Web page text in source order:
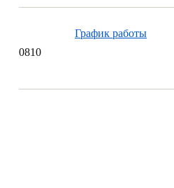
0810
График работы